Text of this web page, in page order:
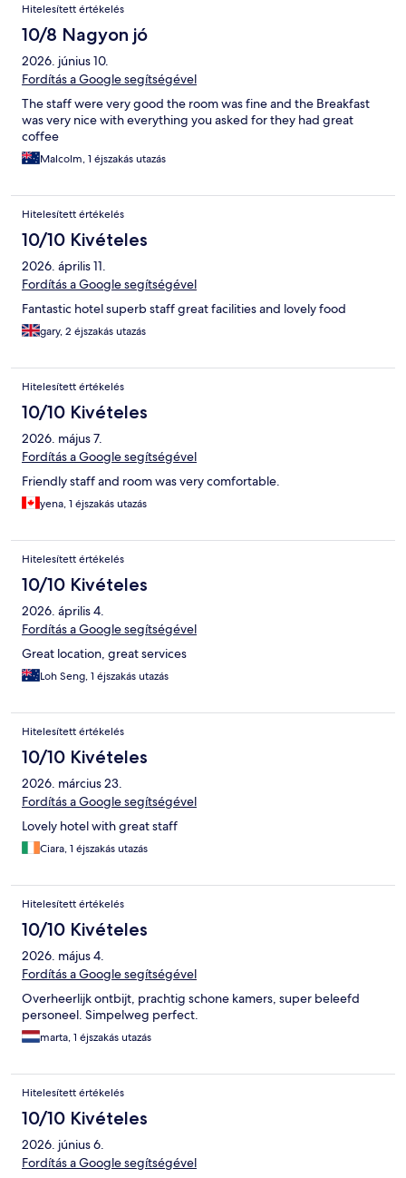
Hitelesített értékelés
10/8 Nagyon jó
2026. június 10.
Fordítás a Google segítségével
The staff were very good the room was fine and the Breakfast
was very nice with everything you asked for they had great
coffee
Malcolm, 1 éjszakás utazás
Hitelesített értékelés
10/10 Kivételes
2026. április 11.
Fordítás a Google segítségével
Fantastic hotel superb staff great facilities and lovely food
gary, 2 éjszakás utazás
Hitelesített értékelés
10/10 Kivételes
2026. május 7.
Fordítás a Google segítségével
Friendly staff and room was very comfortable.
yena, 1 éjszakás utazás
Hitelesített értékelés
10/10 Kivételes
2026. április 4.
Fordítás a Google segítségével
Great location, great services
Loh Seng, 1 éjszakás utazás
Hitelesített értékelés
10/10 Kivételes
2026. március 23.
Fordítás a Google segítségével
Lovely hotel with great staff
Ciara, 1 éjszakás utazás
Hitelesített értékelés
10/10 Kivételes
2026. május 4.
Fordítás a Google segítségével
Overheerlijk ontbijt, prachtig schone kamers, super beleefd
personeel. Simpelweg perfect.
marta, 1 éjszakás utazás
Hitelesített értékelés
10/10 Kivételes
2026. június 6.
Fordítás a Google segítségével